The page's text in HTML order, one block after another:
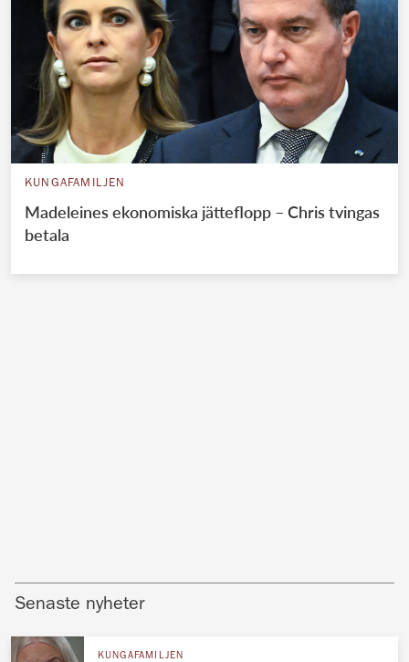
KUNGAFAMILJEN
Madeleines ekonomiska jätteflopp – Chris tvingas
betala
Senaste nyheter
KUNGAFAMILJEN